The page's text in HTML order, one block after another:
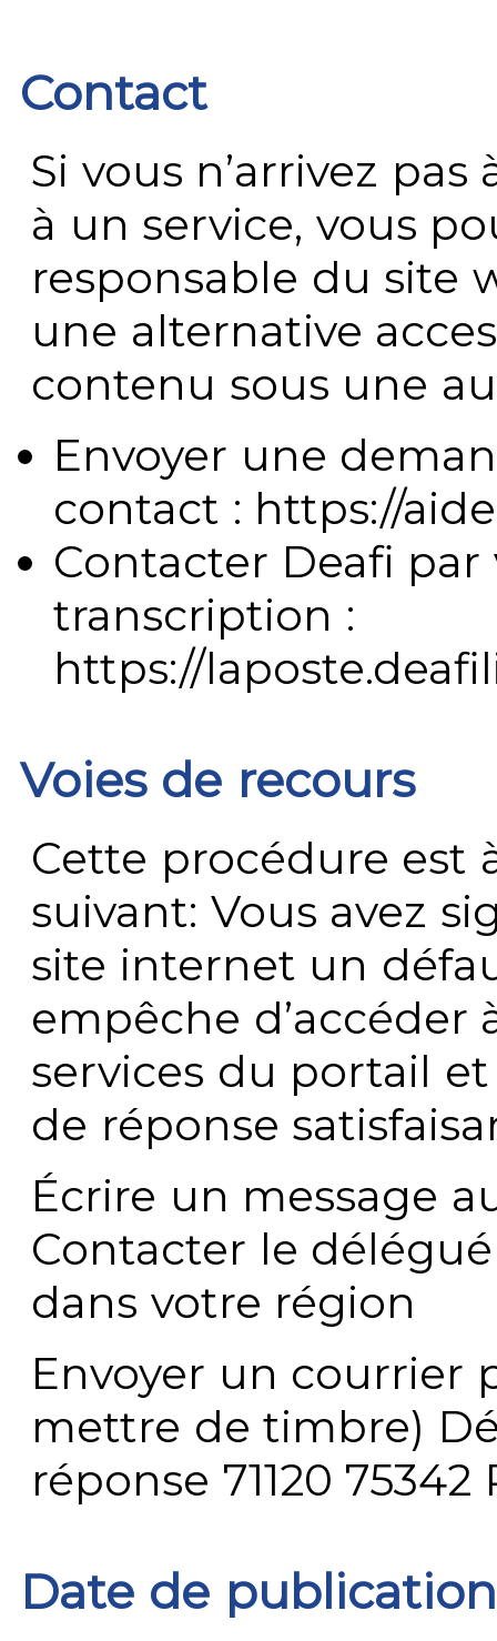
Contact
Si vous n’arrivez
à un service, vous
responsable du site
une alternative
contenu sous une
Envoyer une
contact : https://
Contacter Deafi
transcription :
https://
Voies de recours
Cette procédure est
suivant: Vous avez
site internet un
empêche
services du portail
de réponse
Écrire un message
Contacter le
dans votre région
Envoyer un courrier
mettre de timbre)
réponse 71120 75342
Date de publication